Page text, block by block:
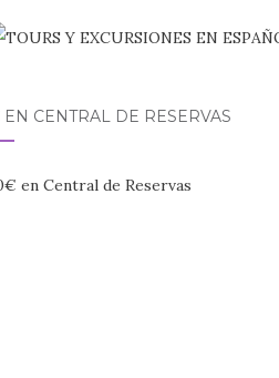
CENTRAL DE RESERVAS